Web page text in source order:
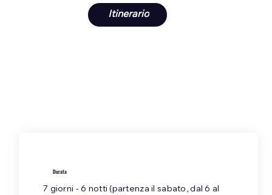
Itinerario
Durata
7 giorni - 6 notti (partenza il sabato, dal 6 al